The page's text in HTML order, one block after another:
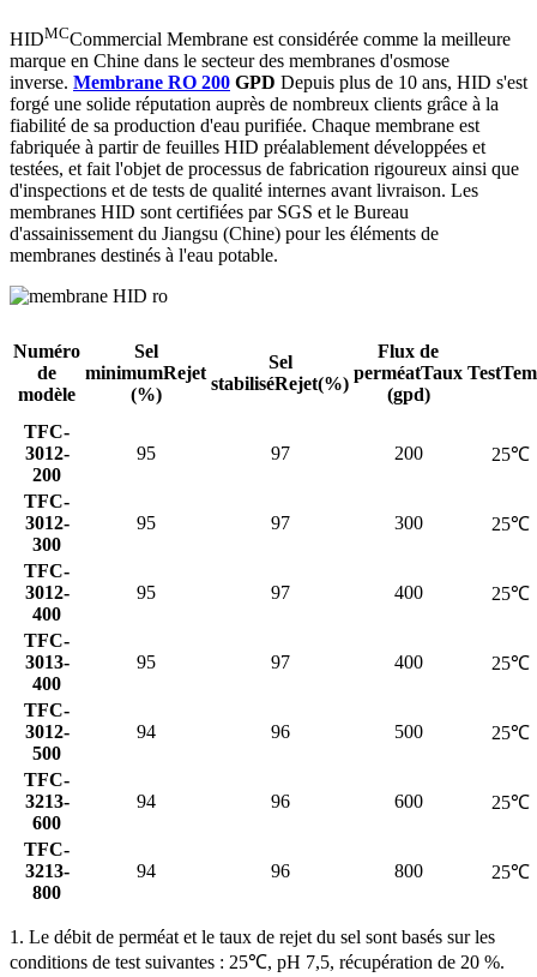
HIDMCCommercial Membrane est considérée comme la meilleure
marque en Chine dans le secteur des membranes d'osmose
inverse. Membrane RO 200 GPD Depuis plus de 10 ans, HID s'est
forgé une solide réputation auprès de nombreux clients grâce à la
fiabilité de sa production d'eau purifiée. Chaque membrane est
fabriquée à partir de feuilles HID préalablement développées et
testées, et fait l'objet de processus de fabrication rigoureux ainsi que
d'inspections et de tests de qualité internes avant livraison. Les
membranes HID sont certifiées par SGS et le Bureau
d'assainissement du Jiangsu (Chine) pour les éléments de
membranes destinés à l'eau potable.
Numéro
de
modèle
Sel
minimumRejet
(%)
Sel
stabiliséRejet(%)
Flux de
perméatTaux
(gpd)
TFC-
3012-
200
95 97 200 25℃
TFC-
3012-
300
95 97 300 25℃
TFC-
3012-
400
95 97 400 25℃
TFC-
3013-
400
95 97 400 25℃
TFC-
3012-
500
94 96 500 25℃
TFC-
3213-
600
94 96 600 25℃
TFC-
3213-
800
94 96 800 25℃
1. Le débit de perméat et le taux de rejet du sel sont basés sur les
conditions de test suivantes : 25℃, pH 7,5, récupération de 20 %.